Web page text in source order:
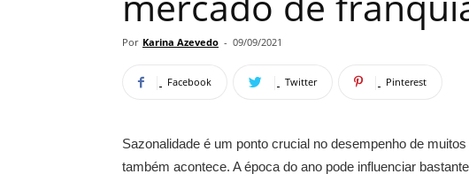
Por Karina Azevedo - 09/09/2021
Facebook Twitter Pinterest
Sazonalidade é um ponto crucial no desempenho de
também acontece. A época do ano pode influenciar